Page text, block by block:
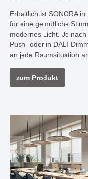
Erhältlich ist SONORA
für eine gemütliche
modernes Licht. Je nach
Push- oder in DALI-
an jede Raumsituation
zum Produkt